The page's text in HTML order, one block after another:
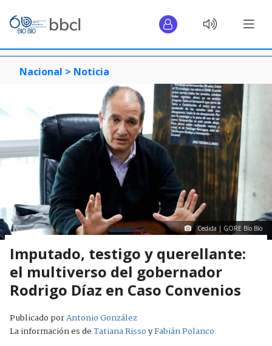
Nacional > Noticia
Cedida | GORE Bío Bío
Imputado, testigo y querellante:
el multiverso del gobernador
Rodrigo Díaz en Caso Convenios
Publicado porAntonio González
La información es deTatiana RissoyFabián Polanco